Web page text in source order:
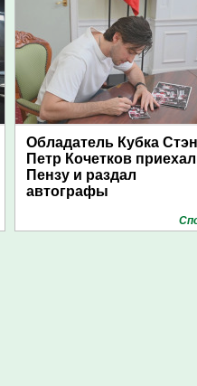
Обладатель Кубка
Петр Кочетков
Пензу и раздал
автографы